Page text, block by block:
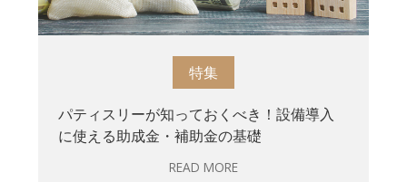
特集
パティスリーが知っておくべき！設備導入
に使える助成金・補助金の基礎
READ MORE